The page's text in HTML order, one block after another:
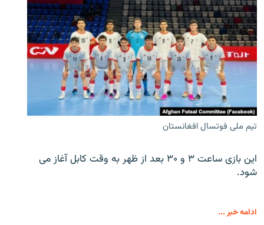
تیم ملی فوتسال افغانستان
این بازی ساعت ۳ و ۳۰ بعد از ظهر به وقت کابل آغاز می
شود.
ادامه خبر ...